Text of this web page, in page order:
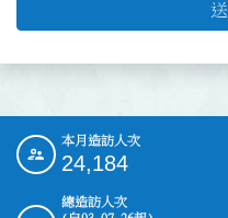
::: 本月造訪人次
24,184
總造訪人次